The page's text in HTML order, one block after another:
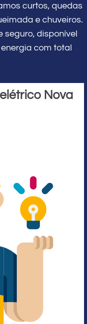
curtos, quedas
e chuveiros.
seguro, disponível
com total
Nova